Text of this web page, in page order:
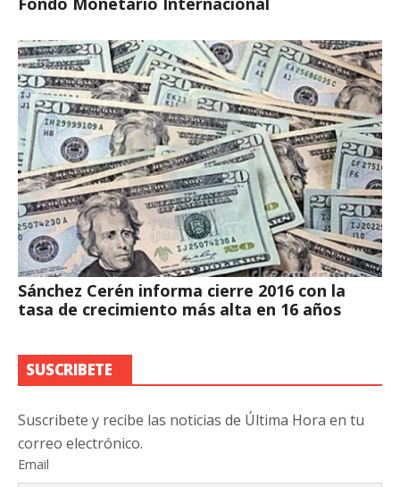
Sánchez Cerén informa cierre 2016 con la
tasa de crecimiento más alta en 16 años
SUSCRIBETE
Suscribete y recibe las noticias de Última Hora en tu
correo electrónico.
Email